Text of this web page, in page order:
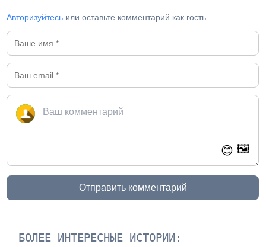
Авторизуйтесь или оставьте комментарий как гость
😊 🖼️
Отправить комментарий
БОЛЕЕ ИНТЕРЕСНЫЕ ИСТОРИИ: